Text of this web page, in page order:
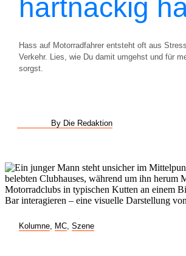
hartnäckig
Hass auf Motorradfahrer entsteht oft aus
Verkehr. Lies, wie Du damit umgehst und für
sorgst.
By Die Redaktion
Kolumne MC Szene